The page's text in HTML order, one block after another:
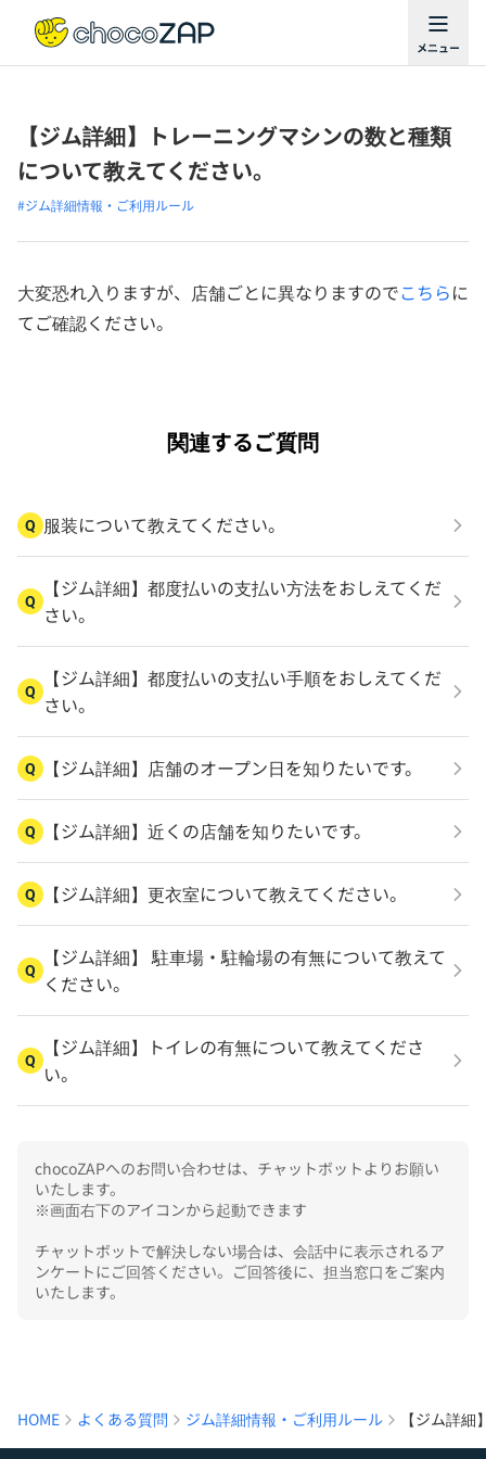
【ジム詳細】トレーニングマシンの数と種類
について教えてください。
#ジム詳細情報・ご利用ルール
大変恐れ入りますが、店舗ごとに異なりますのでこちらに
てご確認ください。
関連するご質問
Q 服装について教えてください。
Q
【ジム詳細】都度払いの支払い方法をおしえてくだ
さい。
Q
【ジム詳細】都度払いの支払い手順をおしえてくだ
さい。
Q 【ジム詳細】店舗のオープン日を知りたいです。
Q 【ジム詳細】近くの店舗を知りたいです。
Q 【ジム詳細】更衣室について教えてください。
Q
【ジム詳細】 駐車場・駐輪場の有無について教えて
ください。
Q
【ジム詳細】トイレの有無について教えてくださ
い。
chocoZAPへのお問い合わせは、チャットボットよりお願い
いたします。
※画面右下のアイコンから起動できます
チャットボットで解決しない場合は、会話中に表示されるア
ンケートにご回答ください。ご回答後に、担当窓口をご案内
いたします。
HOME よくある質問 ジム詳細情報・ご利用ルール 【ジム詳